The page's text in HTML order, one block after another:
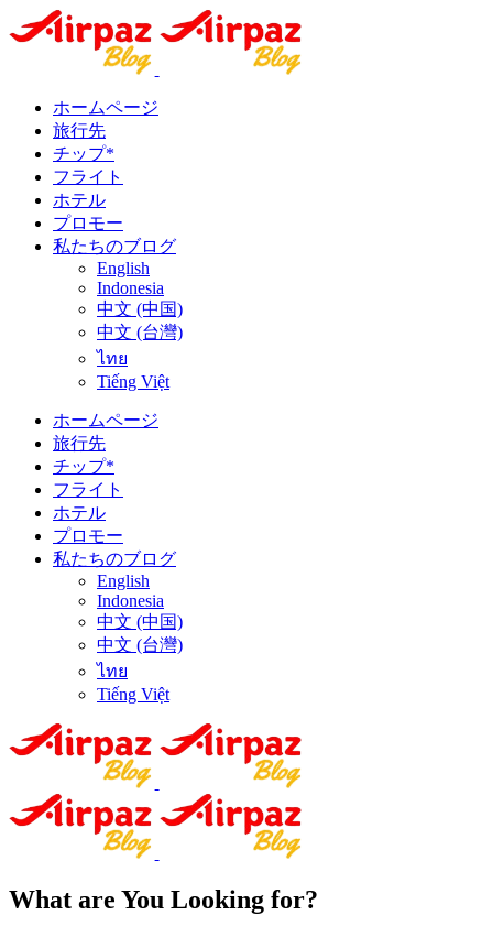
ホームページ
旅行先
チップ*
フライト
ホテル
プロモー
私たちのブログ
English
Indonesia
中文 (中国)
中文 (台灣)
ไทย
Tiếng Việt
ホームページ
旅行先
チップ*
フライト
ホテル
プロモー
私たちのブログ
English
Indonesia
中文 (中国)
中文 (台灣)
ไทย
Tiếng Việt
What are You Looking for?